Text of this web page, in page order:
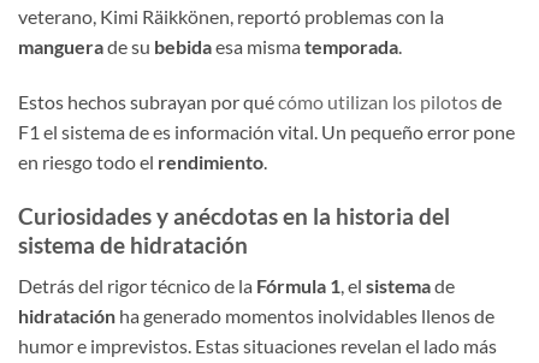
veterano, Kimi Räikkönen, reportó problemas con la
manguerade su bebidaesa misma temporada.
Estos hechos subrayan por quécómo utilizan los pilotosde
F1 el sistema de es información vital. Un pequeño error pone
en riesgo todo el rendimiento.
Curiosidades y anécdotas en la historia del
sistema de hidratación
Detrás del rigor técnico de la Fórmula 1, el sistemade
hidratación ha generado momentos inolvidables llenos de
humor e imprevistos. Estas situaciones revelan el lado más